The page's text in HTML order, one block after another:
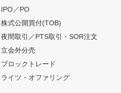
IPO／PO
株式公開買付(TOB)
夜間取引／PTS取引・SOR注文
立会外分売
ブロックトレード
ライツ・オファリング